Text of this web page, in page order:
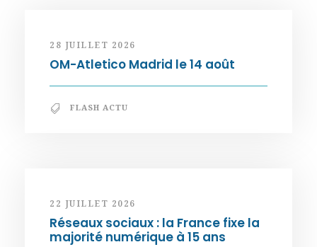
28 JUILLET 2026
OM-Atletico Madrid le 14 août
FLASH ACTU
22 JUILLET 2026
Réseaux sociaux : la France fixe la
majorité numérique à 15 ans